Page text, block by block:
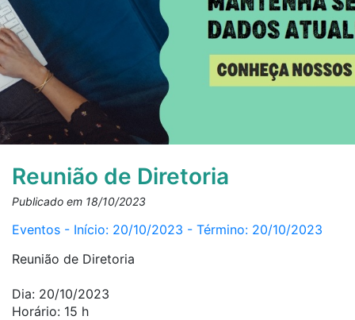
Reunião de Diretoria
Publicado em 18/10/2023
Eventos - Início: 20/10/2023 - Término: 20/10/2023
Reunião de Diretoria
Dia: 20/10/2023
Horário: 15 h